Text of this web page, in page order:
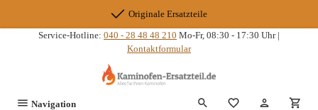
Originale Ersatzteile
Service-Hotline: 040 - 28 48 48 210 Mo-Fr, 08:30 - 17:30 Uhr |
Kontaktformular
Navigation Du hast 0